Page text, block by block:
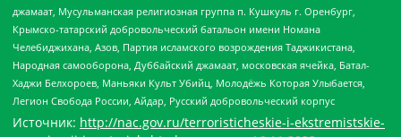
джамаат, Мусульманская религиозная группа п. Кушкуль г. Оренбург,
Крымско-татарский добровольческий батальон имени Номана
Челебиджихана, Азов, Партия исламского возрождения Таджикистана,
Народная самооборона, Дуббайский джамаат, московская ячейка, Батал-
Хаджи Белхороев, Маньяки Культ Убийц, Молодёжь Которая Улыбается,
Легион Свобода России, Айдар, Русский добровольческий корпус
Источник: http://nac.gov.ru/terroristicheskie-i-ekstremistskie-